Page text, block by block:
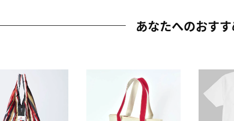
あなたへのおす